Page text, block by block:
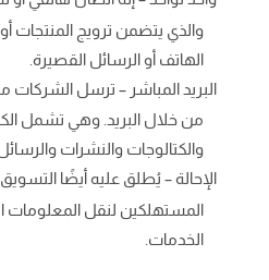
والذي يتضمن ترويج المنتجات
الهاتف أو الرسائل القصيرة.
البريد المباشر – ترسل الشركات
من خلال البريد. وهي تشمل
والكتالوجات والنشرات
الإحالة – يُطلق عليه أيضًا
المستهلكين لنقل المعلومات
الخدمات.